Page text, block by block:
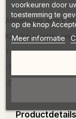
Afmetingen: 4cm x 1m
Kleefoppervlak:
Toepassing:
-Tik met de matte
Productdetails
voorkeuren door
toestemming te
op de knop
Meer informatie